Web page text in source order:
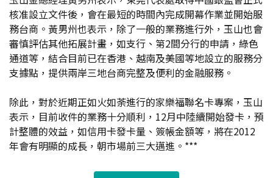
核准設立文件後，會在最短的時間內完成開幕作業並開始服
務台商。黃男州也表示，除了一般的業務進行外，玉山也會
審慎評估其他拓展計畫，如支行、第2間分行的申請，綠色
通道等，結合目前已在香港、越南及美國等地設立的服務分
支據點，提供兩岸三地台商完整及便利的金融服務。
除此，對於近期正如火如荼進行的家樂福聯名卡專案，玉山
表示，目前收件的業務十分順利，12月中陸續開始發卡，預
計整體的效益，如信用卡發卡量、簽帳金額等，將在2012
年會有明顯的成長，朝市場前三大邁進。***